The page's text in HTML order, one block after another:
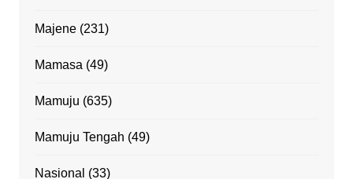
Majene(231)
Mamasa (49)
Mamuju (635)
Mamuju Tengah (49)
Nasional (33)